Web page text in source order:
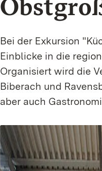
Bei der Exkursion
Einblicke in die
Organisiert wird die
Biberach und
aber auch